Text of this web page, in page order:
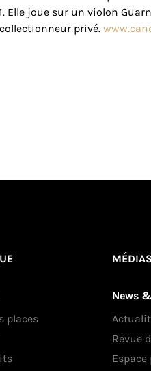
Elle joue sur un violon
privé.
places
News
Revue
Espace